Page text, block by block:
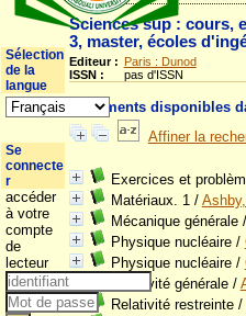
Sciences sup : cours,
3, master, écoles
Editeur : Paris : Dunod
ISSN :
pas d'ISSN
Documents disponibles
Affiner la
Exercices et
Matériaux. 1/
Mécanique générale/
Physique nucléaire/
Physique nucléaire/
Relativité générale/
Relativité restreinte/
Sélection
de la
langue
Se
connecte
r
accéder
à votre
compte
de
lecteur